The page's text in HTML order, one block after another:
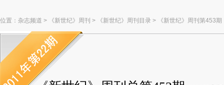
位置： 杂志频道 > 《新世纪》周刊 > 《新世纪》周刊目录 > 《新世纪》周刊第453期